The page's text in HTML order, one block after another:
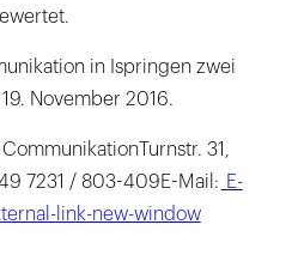
in Ispringen zwei
November 2016.
31,
7231 / 803-409E-Mail: E-
link-new-window